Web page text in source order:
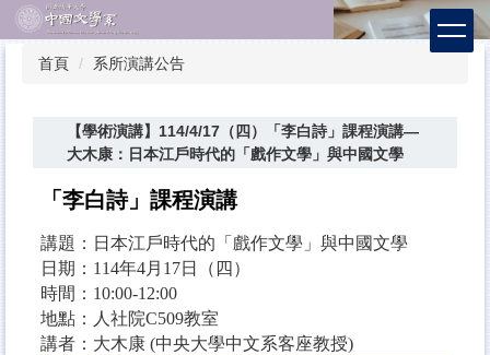
跳
到
首頁 系所演講公告
【學術演講】114/4/17（四）「李白詩」課程演講—
大木康：日本江戶時代的「戲作文學」與中國文學
「李白詩」 課程演講
講題：日本江戶時代的「戲作文學」與中國文學
日期：114年4月17日（四）
時間：10:00-12:00
地點：人社院C509教室
講者：大木康 (中央大學中文系客座教授)